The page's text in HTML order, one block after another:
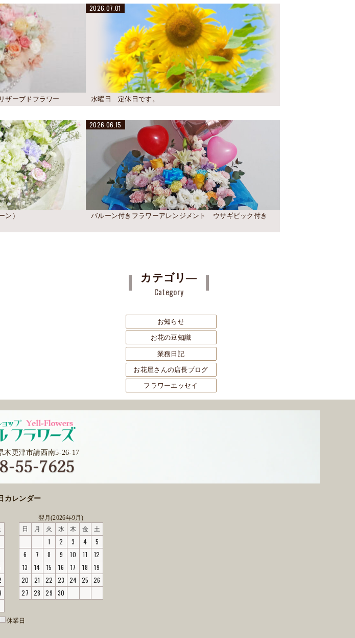
ザーブドフラワー
2026.07.01
水曜日 定休日です。
ン）
2026.06.15
バルーン付きフラワーアレンジメント ウサギピック付き
カテゴリ―
Category
お知らせ
お花の豆知識
業務日記
お花屋さんの店長ブログ
フラワーエッセイ
木更津市請西南5-26-17
カレンダー
翌月(2026年9月)
日
月 火 水 木 金 土
1 2 3 4
5
6
7 8 9 10 11
12
13
14 15 16 17 18
19
20
21 22 23 24 25
26
27
28 29 30
休業日